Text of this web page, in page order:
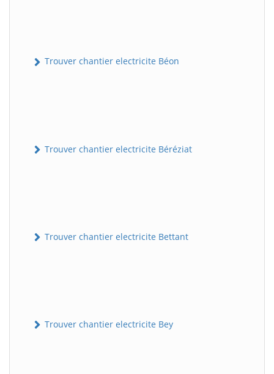
Trouver chantier electricite Béon
Trouver chantier electricite Béréziat
Trouver chantier electricite Bettant
Trouver chantier electricite Bey